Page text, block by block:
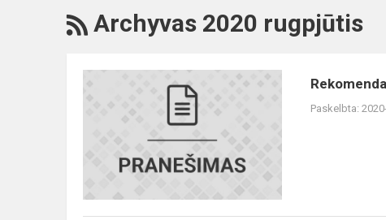
RSS
Archyvas 2020 rugpjūtis
COVID-
Paskelbta: